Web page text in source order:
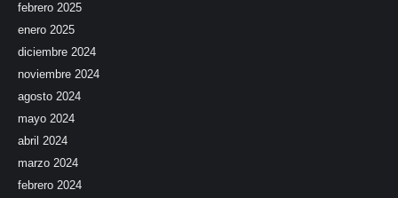
febrero 2025
enero 2025
diciembre 2024
noviembre 2024
agosto 2024
mayo 2024
abril 2024
marzo 2024
febrero 2024